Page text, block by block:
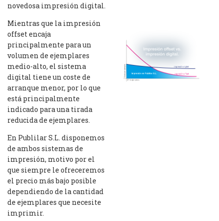
novedosa impresión digital.
Mientras que la impresión
offset encaja
principalmente para un
volumen de ejemplares
medio-alto, el sistema
digital tiene un coste de
arranque menor, por lo que
está principalmente
indicado para una tirada
reducida de ejemplares.
En Publilar S.L. disponemos
de ambos sistemas de
impresión, motivo por el
que siempre le ofreceremos
el precio más bajo posible
dependiendo de la cantidad
de ejemplares que necesite
imprimir.